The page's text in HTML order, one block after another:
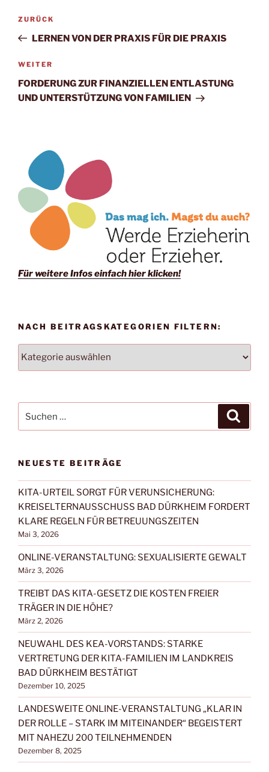
Beitragsnavigation
Vorheriger
Beitrag
ZURÜCK
LERNEN VON DER PRAXIS FÜR DIE PRAXIS
Nächster
Beitrag
WEITER
FORDERUNG ZUR FINANZIELLEN ENTLASTUNG
UND UNTERSTÜTZUNG VON FAMILIEN
Für weitere Infos einfach hier klicken!
NACH BEITRAGSKATEGORIEN FILTERN:
BEITRAGSKATEGORIEN
nach:
NEUESTE BEITRÄGE
KITA-URTEIL SORGT FÜR VERUNSICHERUNG:
KREISELTERNAUSSCHUSS BAD DÜRKHEIM FORDERT
KLARE REGELN FÜR BETREUUNGSZEITEN
Mai 3, 2026
ONLINE-VERANSTALTUNG: SEXUALISIERTE GEWALT
März 3, 2026
TREIBT DAS KITA-GESETZ DIE KOSTEN FREIER
TRÄGER IN DIE HÖHE?
März 2, 2026
NEUWAHL DES KEA-VORSTANDS: STARKE
VERTRETUNG DER KITA-FAMILIEN IM LANDKREIS
BAD DÜRKHEIM BESTÄTIGT
Dezember 10, 2025
LANDESWEITE ONLINE-VERANSTALTUNG „KLAR IN
DER ROLLE – STARK IM MITEINANDER“ BEGEISTERT
MIT NAHEZU 200 TEILNEHMENDEN
Dezember 8, 2025